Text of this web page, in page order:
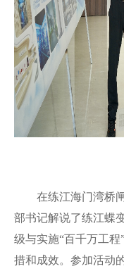
在练江海门湾桥闸
部书记解说了练江蝶
级与实施“百千万工
措和成效。参加活动